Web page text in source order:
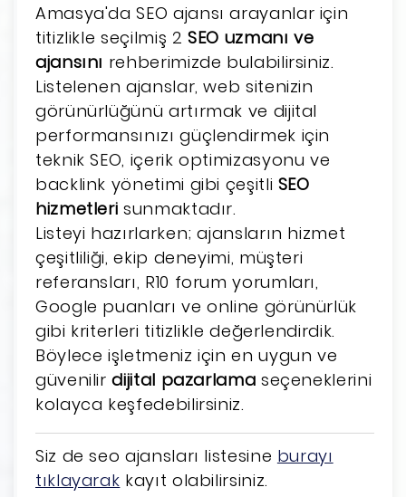
Amasya'da SEO ajansı arayanlar için
titizlikle seçilmiş 2SEO uzmanı ve
ajansını rehberimizde bulabilirsiniz.
Listelenen ajanslar, web sitenizin
görünürlüğünü artırmak ve dijital
performansınızı güçlendirmek için
teknik SEO, içerik optimizasyonu ve
backlink yönetimi gibi çeşitli SEO
hizmetleri sunmaktadır.
Listeyi hazırlarken; ajansların hizmet
çeşitliliği, ekip deneyimi, müşteri
referansları, R10 forum yorumları,
Google puanları ve online görünürlük
gibi kriterleri titizlikle değerlendirdik.
Böylece işletmeniz için en uygun ve
güvenilirdijital pazarlama seçeneklerini
kolayca keşfedebilirsiniz.
Siz de seo ajansları listesine burayı
tıklayarak kayıt olabilirsiniz.